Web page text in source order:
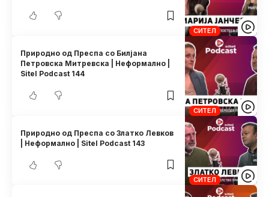
СИТЕЛ
СИТЕЛ
Природно од Преспа со Билјана
Петровска Митревска | Неформално |
Sitel Podcast 144
СИТЕЛ
Природно од Преспа со Златко Левков
| Неформално | Sitel Podcast 143